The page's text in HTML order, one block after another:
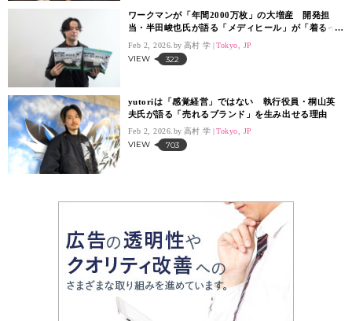
ワークマンが「年間2000万枚」の大増産 開発担
当・半田峻也氏が語る「メディヒール」が「着るイ
ンフラ」になるまで
Feb 2, 2026. 高村 学 Tokyo, JP
VIEW 322
yutoriは「感覚経営」ではない 執行役員・桐山英
夫氏が語る「売れるブランド」を生み出せる理由
Feb 2, 2026. 高村 学 Tokyo, JP
VIEW 703